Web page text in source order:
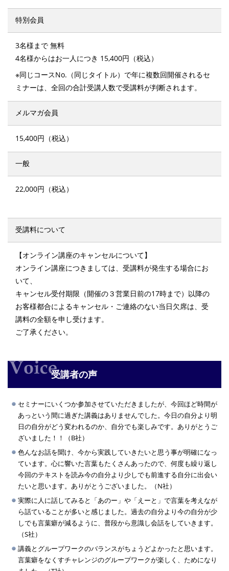
特別会員
3名様まで 無料
4名様からはお一人につき 15,400円（税込）
※同じコースNo.（同じタイトル）で年に複数回開催されるセ
ミナーは、全回の合計受講人数で受講料が判断されます。
メルマガ会員
15,400円（税込）
一般
22,000円（税込）
受講料について
【オンライン講座のキャンセルについて】
オンライン講座につきましては、受講料が発生する場合にお
いて、
キャンセル受付期限（開催の３営業日前の17時まで）以降の
お客様都合によるキャンセル・ご連絡のない当日欠席は、受
講料の全額を申し受けます。
ご了承ください。
受講者の声
セミナーにいくつか参加させていただきましたが、今回ほど時間が
あっという間に過ぎた講義はありませんでした。今日の自分より明
日の自分がどう変われるのか、自分でも楽しみです。ありがとうご
ざいました！！（B社）
色んなお話を聞け、今から実践していきたいと思う事が明確になっ
ています。心に響いた言葉もたくさんあったので、何度も繰り返し
今回のテキストを読み今の自分より少しでも前進する自分に出会い
たいと思います。ありがとうございました。（N社）
実際に人に話してみると「あのー」や「えーと」で言葉を考えなが
ら話ていることが多いと感じました。過去の自分より今の自分が少
しでも言葉癖が減るように、普段から意識し会話をしていきます。
（S社）
講義とグループワークのバランスがちょうどよかったと思います。
言葉癖をなくすチャレンジのグループワークが楽しく、ためになり